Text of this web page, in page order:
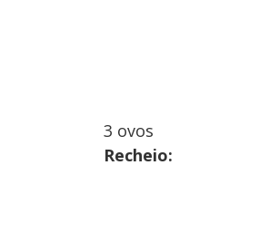
3 ovos
Recheio: